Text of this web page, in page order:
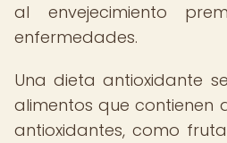
al envejecimiento
enfermedades.
Una dieta antioxidante
alimentos que contienen
antioxidantes, como